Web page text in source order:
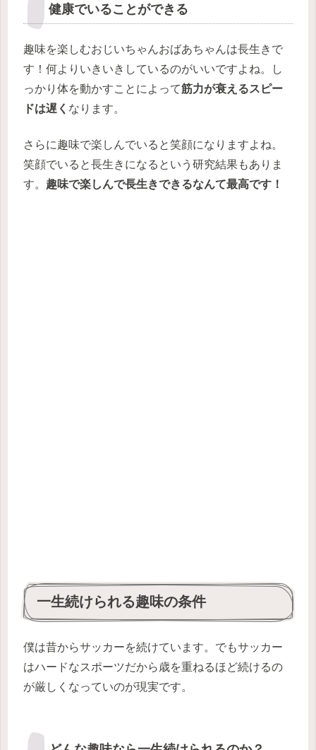
健康でいることができる
趣味を楽しむおじいちゃんおばあちゃんは長生きで
す！何よりいきいきしているのがいいですよね。し
っかり体を動かすことによって筋力が衰えるスピー
ドは遅く なります。
さらに趣味で楽しんでいると笑顔になりますよね。
笑顔でいると長生きになるという研究結果もありま
す。 趣味で楽しんで長生きできるなんて最高です！
一生続けられる趣味の条件
僕は昔からサッカーを続けています。でもサッカー
はハードなスポーツだから歳を重ねるほど続けるの
が厳しくなっていのが現実です。